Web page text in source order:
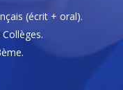
(écrit + oral).